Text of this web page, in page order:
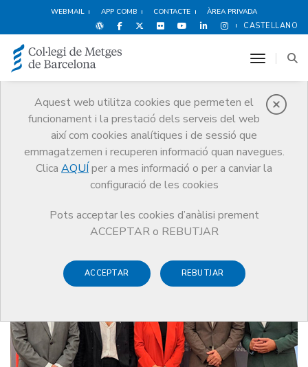
WEBMAIL APP COMB CONTACTE ÀREA PRIVADA
CASTELLANO
Aquest web utilitza cookies que permeten el
funcionament i la prestació dels serveis del web
així com cookies analítiques i de sessió que
emmagatzemen i recuperen informació quan navegues.
Clica AQUÍ per a mes informació o per a canviar la
configuració de les cookies
Pots acceptar les cookies d’anàlisi prement
ACCEPTAR o REBUTJAR
ACCEPTAR REBUTJAR
toggle
Notícies
Comunicació
Notícies
La Junta del Consell de Col·legis de Metges de Catalunya es reuneix
amb la ministra de Sanitat per abordar els reptes urgents de la